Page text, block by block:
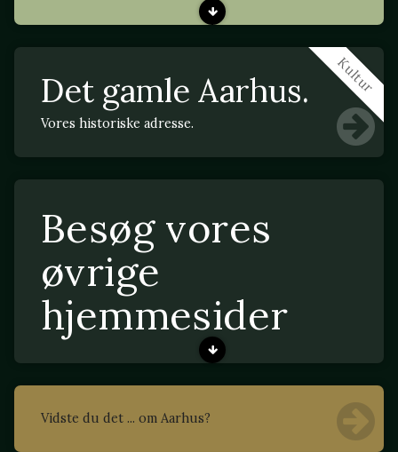
Kultur
Det gamle Aarhus.
Vores historiske adresse.
Besøg vores
øvrige
hjemmesider
Vidste du det ... om Aarhus?